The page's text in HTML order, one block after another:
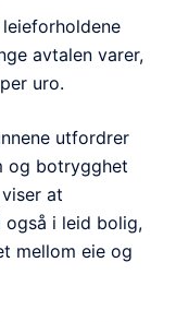
avtalen varer,
uro.
utfordrer
og botrygghet
at
i leid bolig,
mellom eie og